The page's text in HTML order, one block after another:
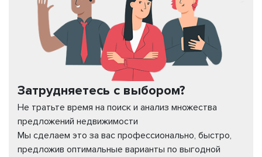
Затрудняетесь с выбором?
Не тратьте время на поиск и анализ множества
предложений недвижимости
Мы сделаем это за вас профессионально, быстро,
предложив оптимальные варианты по выгодной